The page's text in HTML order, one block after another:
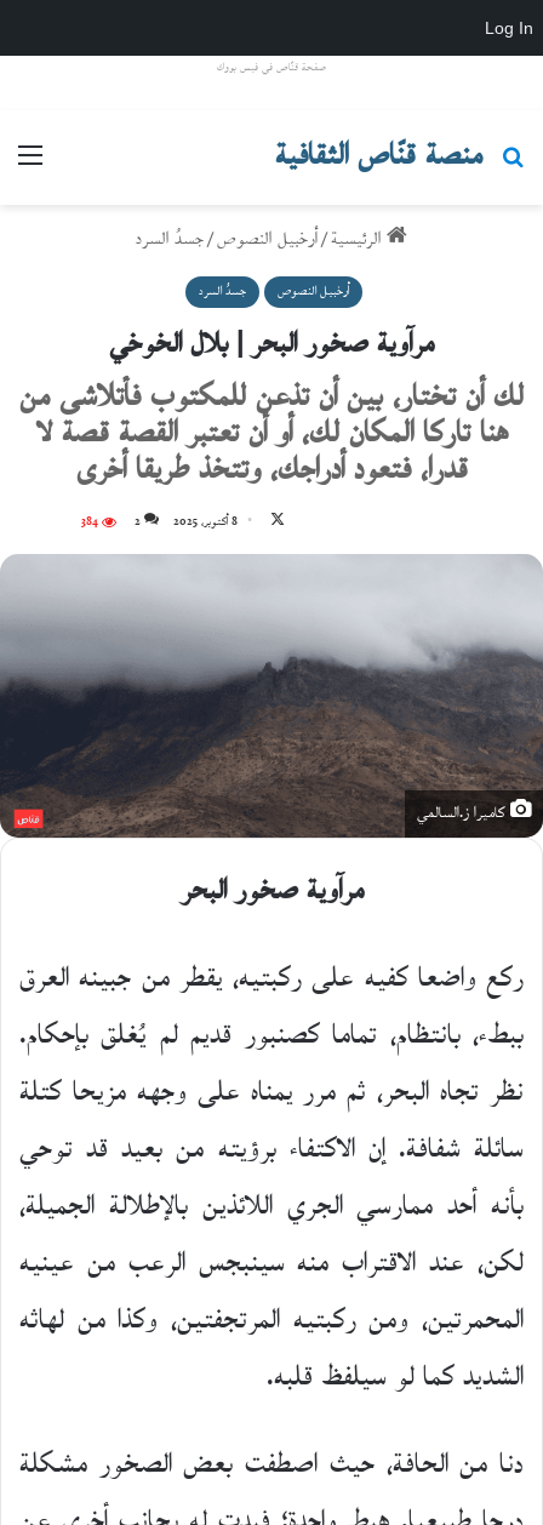
Log In
صفحة قنّاص في فيس بووك
منصة قنّاص الثقافية
بحث عن
الرئيسية/أرخبيل النصوص/جسدُ السرد
أرخبيل النصوص جسدُ السرد
مرآوية صخور البحر | بلال الخوخي
لك أن تختار، بين أن تذعن للمكتوب فأتلاشى من
هنا تاركا المكان لك، أو أن تعتبر القصة قصة لا
قدرا، فتعود أدراجك، وتتخذ طريقا أخرى
على
8 أكتوبر، 2025 2
384
كاميرا ز.السالمي
مرآوية صخور البحر
ركع واضعا كفيه على ركبتيه، يقطر من جبينه العرق
ببطء، بانتظام، تماما كصنبور قديم لم يُغلق بإحكام.
نظر تجاه البحر، ثم مرر يمناه على وجهه مزيحا كتلة
سائلة شفافة. إن الاكتفاء برؤيته من بعيد قد توحي
بأنه أحد ممارسي الجري اللائذين بالإطلالة الجميلة،
لكن، عند الاقتراب منه سينبجس الرعب من عينيه
المحمرتين، ومن ركبتيه المرتجفتين، وكذا من لهاثه
الشديد كما لو سيلفظ قلبه.
دنا من الحافة، حيث اصطفت بعض الصخور مشكلة